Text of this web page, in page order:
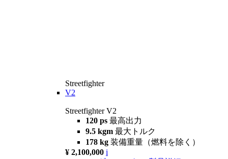
Streetfighter
V2
Streetfighter V2
120 ps 最高出力
9.5 kgm 最大トルク
178 kg 装備重量（燃料を除く）
¥ 2,100,000 i